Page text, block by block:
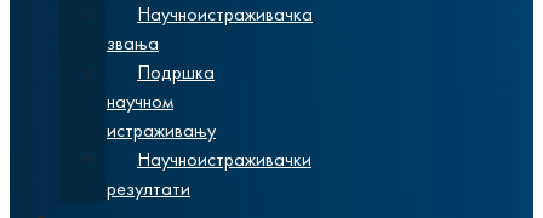
Научноистраживачка
звања
Подршка
научном
истраживању
Научноистраживачки
резултати